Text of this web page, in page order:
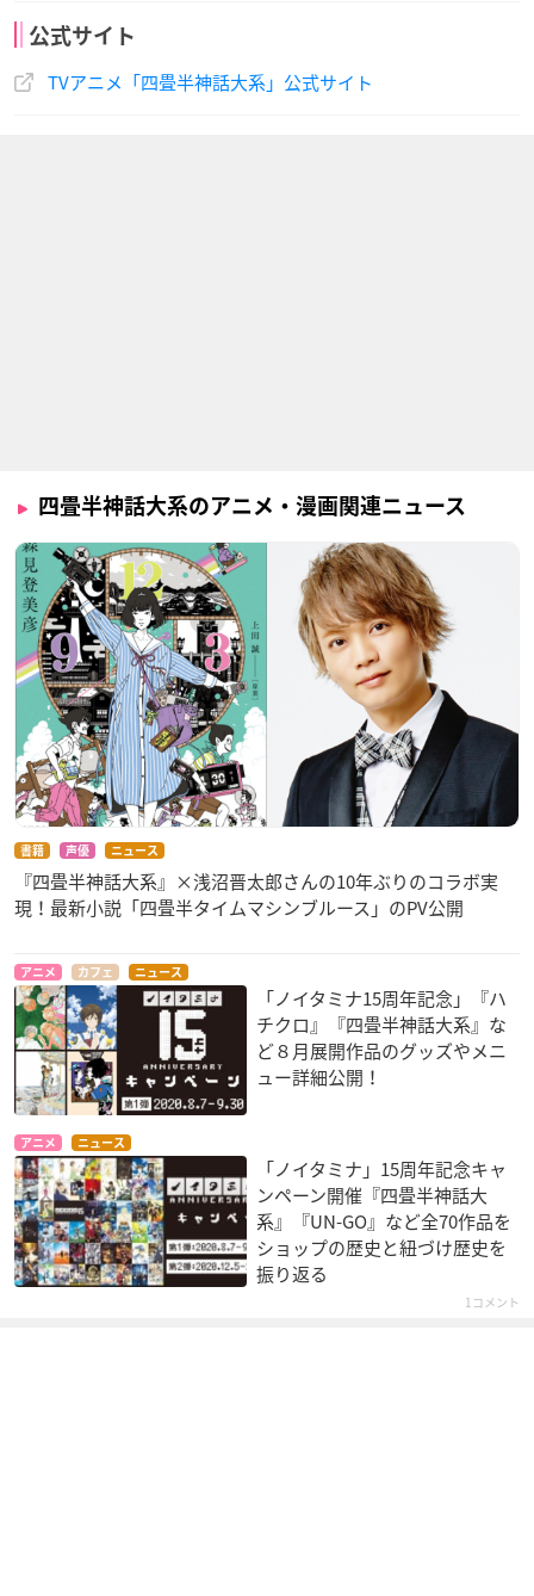
公式サイト
TVアニメ「四畳半神話大系」公式サイト
四畳半神話大系のアニメ・漫画関連ニュース
書籍 声優 ニュース
『四畳半神話大系』×浅沼晋太郎さんの10年ぶりのコラボ実
現！最新小説「四畳半タイムマシンブルース」のPV公開
アニメ カフェ ニュース
「ノイタミナ15周年記念」『ハ
チクロ』『四畳半神話大系』な
ど８月展開作品のグッズやメニ
ュー詳細公開！
アニメ ニュース
「ノイタミナ」15周年記念キャ
ンペーン開催『四畳半神話大
系』『UN-GO』など全70作品を
ショップの歴史と紐づけ歴史を
振り返る
1コメント